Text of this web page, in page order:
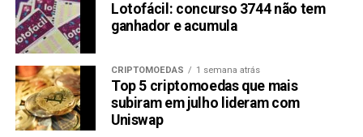
Lotofácil: concurso 3744 não tem
ganhador e acumula
CRIPTOMOEDAS 1 semana atrás
Top 5 criptomoedas que mais
subiram em julho lideram com
Uniswap